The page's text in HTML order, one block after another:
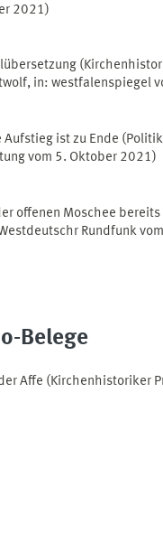
2021)
in: westfalenspiegel
Aufstieg ist zu Ende
vom 5. Oktober 2021)
offenen Moschee
Rundfunk
Belege
der Affe (Kirchenhistoriker